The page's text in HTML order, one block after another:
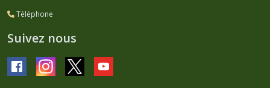
Téléphone
Suivez nous